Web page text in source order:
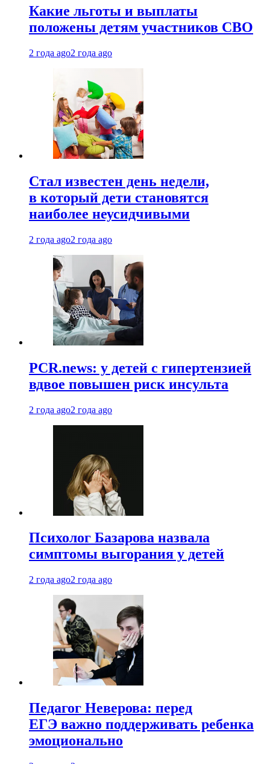
Какие льготы и выплаты
положены детям участников СВО
2 года ago2 года ago
Стал известен день недели,
в который дети становятся
наиболее неусидчивыми
2 года ago2 года ago
PCR.news: у детей с гипертензией
вдвое повышен риск инсульта
2 года ago2 года ago
Психолог Базарова назвала
симптомы выгорания у детей
2 года ago2 года ago
Педагог Неверова: перед
ЕГЭ важно поддерживать ребенка
эмоционально